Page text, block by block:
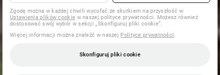
Zgodę można w każdej chwili wycofać ze skutkiem na przyszłość w
Ustawienia plików cookie w naszej polityce prywatności. Możesz również
dostosować swój wybór w sekcji „Skonfiguruj pliki cookie”.
Więcej informacji można znaleźć w naszej Polityce prywatności.
Skonfiguruj pliki cookie